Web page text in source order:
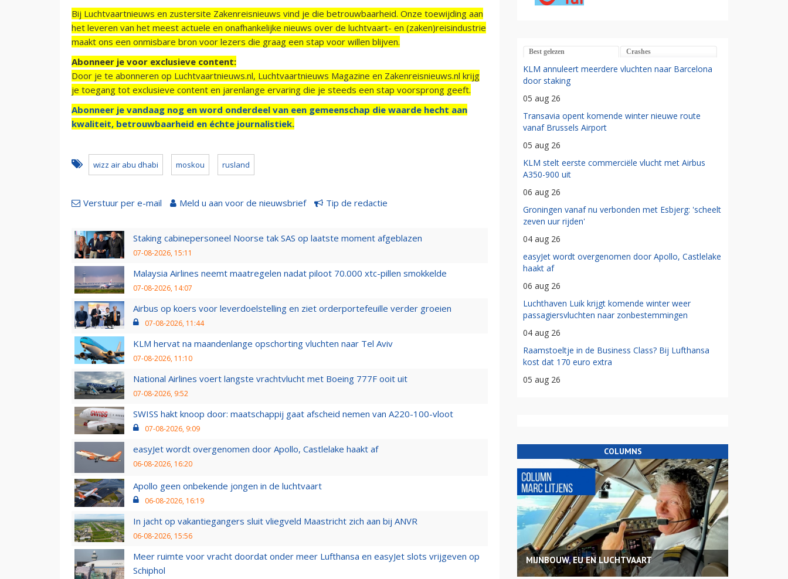
Bij Luchtvaartnieuws en zustersite Zakenreisnieuws vind je die betrouwbaarheid. Onze toewijding aan
het leveren van het meest actuele en onafhankelijke nieuws over de luchtvaart- en (zaken)reisindustrie
maakt ons een onmisbare bron voor lezers die graag een stap voor willen blijven.
Abonneer je voor exclusieve content:
Door je te abonneren op Luchtvaartnieuws.nl, Luchtvaartnieuws Magazine en Zakenreisnieuws.nl krijg
je toegang tot exclusieve content en jarenlange ervaring die je steeds een stap voorsprong geeft.
Abonneer je vandaag nog en word onderdeel van een gemeenschap die waarde hecht aan
kwaliteit, betrouwbaarheid en échte journalistiek.
wizz air abu dhabi moskou rusland
Verstuur per e-mail Meld u aan voor de nieuwsbrief Tip de redactie
Staking cabinepersoneel Noorse tak SAS op laatste moment afgeblazen
07-08-2026, 15:11
Malaysia Airlines neemt maatregelen nadat piloot 70.000 xtc-pillen smokkelde
07-08-2026, 14:07
Airbus op koers voor leverdoelstelling en ziet orderportefeuille verder groeien
07-08-2026, 11:44
KLM hervat na maandenlange opschorting vluchten naar Tel Aviv
07-08-2026, 11:10
National Airlines voert langste vrachtvlucht met Boeing 777F ooit uit
07-08-2026, 9:52
SWISS hakt knoop door: maatschappij gaat afscheid nemen van A220-100-vloot
07-08-2026, 9:09
easyJet wordt overgenomen door Apollo, Castlelake haakt af
06-08-2026, 16:20
Apollo geen onbekende jongen in de luchtvaart
06-08-2026, 16:19
In jacht op vakantiegangers sluit vliegveld Maastricht zich aan bij ANVR
06-08-2026, 15:56
Meer ruimte voor vracht doordat onder meer Lufthansa en easyJet slots vrijgeven op
Schiphol
Best gelezen Crashes
KLM annuleert meerdere vluchten naar Barcelona
door staking
05 aug 26
Transavia opent komende winter nieuwe route
vanaf Brussels Airport
05 aug 26
KLM stelt eerste commerciële vlucht met Airbus
A350-900 uit
06 aug 26
Groningen vanaf nu verbonden met Esbjerg: 'scheelt
zeven uur rijden'
04 aug 26
easyJet wordt overgenomen door Apollo, Castlelake
haakt af
06 aug 26
Luchthaven Luik krijgt komende winter weer
passagiersvluchten naar zonbestemmingen
04 aug 26
Raamstoeltje in de Business Class? Bij Lufthansa
kost dat 170 euro extra
05 aug 26
COLUMNS
MIJNBOUW, EU EN LUCHTVAART